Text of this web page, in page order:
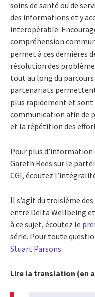
soins de santé ou de
des informations et y
interopérable.
compréhension
permet à ces dernières
résolution des
tout au long du
partenariats
plus rapidement et sont
communication afin de
et la répétition des
Pour plus
Gareth Rees sur le
CGI, écoutez
Il s’agit du troisième
entre Delta Wellbeing
à ce sujet, écoutez le
série. Pour toute
Stuart Parsons
Lire la translation (en